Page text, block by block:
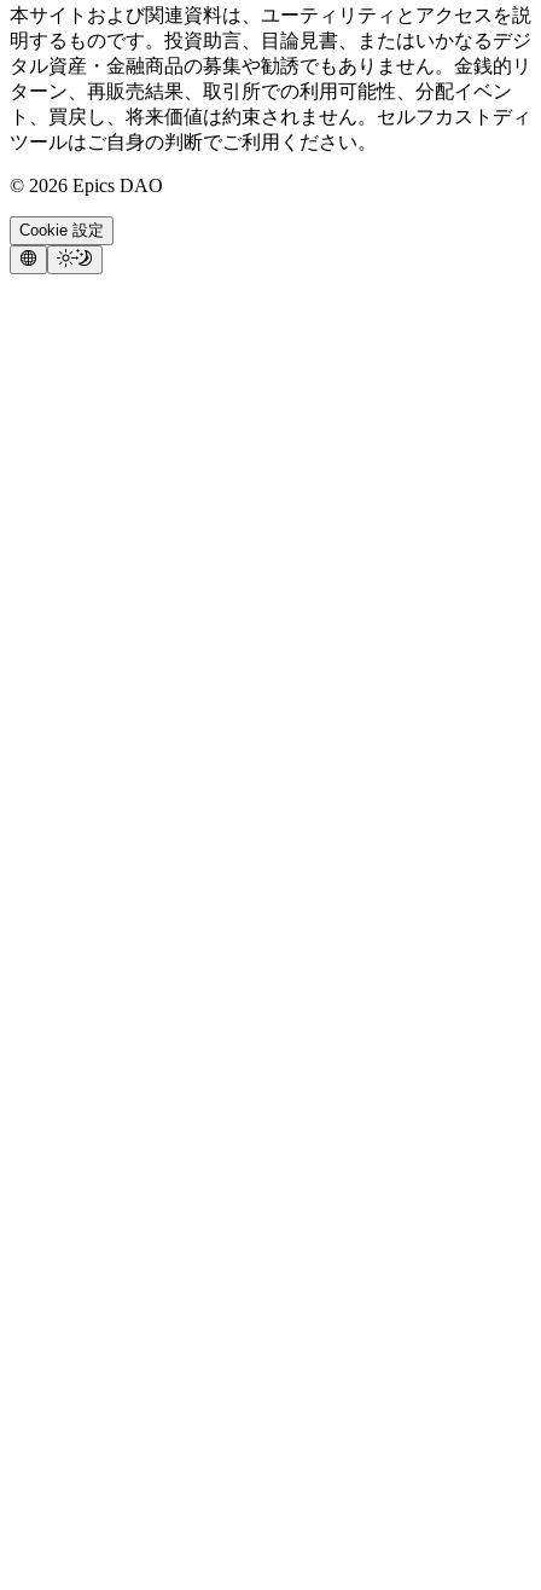
本サイトおよび関連資料は、ユーティリティとアクセスを説
明するものです。投資助言、目論見書、またはいかなるデジ
タル資産・金融商品の募集や勧誘でもありません。金銭的リ
ターン、再販売結果、取引所での利用可能性、分配イベン
ト、買戻し、将来価値は約束されません。セルフカストディ
ツールはご自身の判断でご利用ください。
© 2026 Epics DAO
Cookie 設定